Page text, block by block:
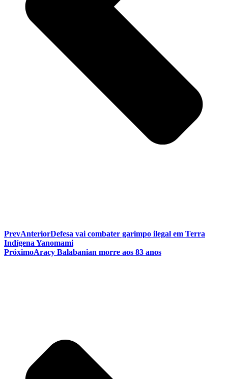
PrevAnteriorDefesa vai combater garimpo ilegal em Terra
Indígena Yanomami
PróximoAracy Balabanian morre aos 83 anos